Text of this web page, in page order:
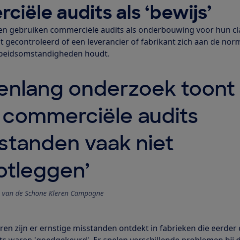
audits als ‘bewijs’
gebruiken commerciële audits als onderbouwing voor hun
gecontroleerd of een leverancier of fabrikant zich aan de
houdt.
onderzoek toont
audits
vaak niet
de Schone Kleren Campagne
zijn er ernstige misstanden ontdekt in fabrieken die eerder